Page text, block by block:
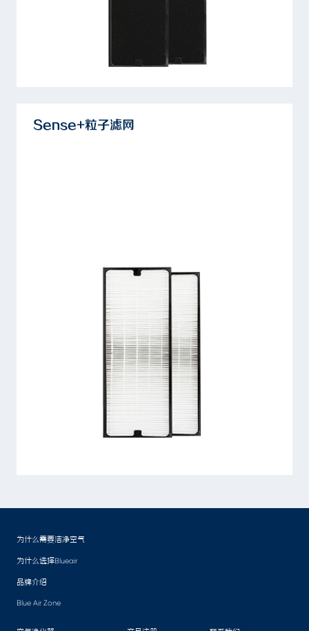
Sense+粒子滤网
为什么需要洁净空气
为什么选择Blueair
品牌介绍
Blue Air Zone